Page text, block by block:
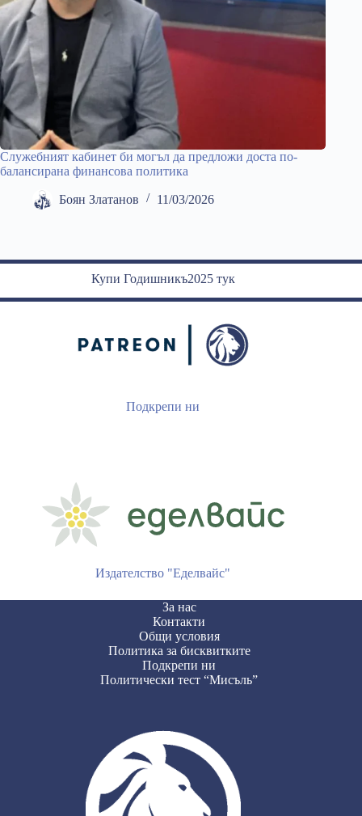
Служебният кабинет би могъл да предложи доста по-
балансирана финансова политика
Боян Златанов 11/03/2026
Купи Годишникъ2025 тук
Подкрепи ни
Издателство "Еделвайс"
За нас
Контакти
Общи условия
Политика за бисквитките
Подкрепи ни
Политически тест “Мисъль”